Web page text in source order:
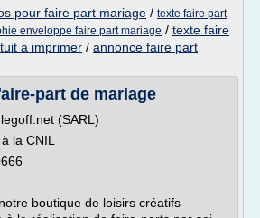
pour faire part mariage / texte faire part
enveloppe faire part mariage / texte faire
a imprimer / annonce faire part
part de mariage
(SARL)
la CNIL
boutique de loisirs créatifs